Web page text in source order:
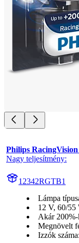
Philips
Nagy teljesítmény:
12342RGTB1
Lámpa
12 V, 60/55
Akár
Megnövelt
Izzók